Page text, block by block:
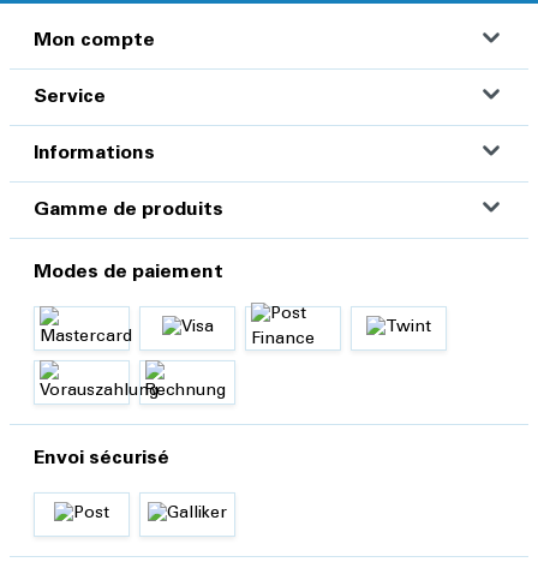
Mon compte
Service
Informations
Gamme de produits
Modes de paiement
Envoi sécurisé